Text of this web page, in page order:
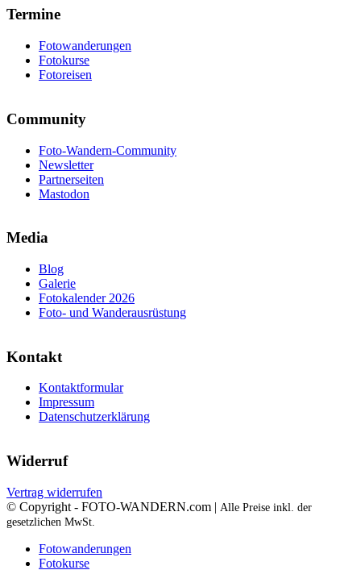
Termine
Fotowanderungen
Fotokurse
Fotoreisen
Community
Foto-Wandern-Community
Newsletter
Partnerseiten
Mastodon
Media
Blog
Galerie
Fotokalender 2026
Foto- und Wanderausrüstung
Kontakt
Kontaktformular
Impressum
Datenschutzerklärung
Widerruf
Vertrag widerrufen
© Copyright - FOTO-WANDERN.com | Alle Preise inkl. der
gesetzlichen MwSt.
Fotowanderungen
Fotokurse